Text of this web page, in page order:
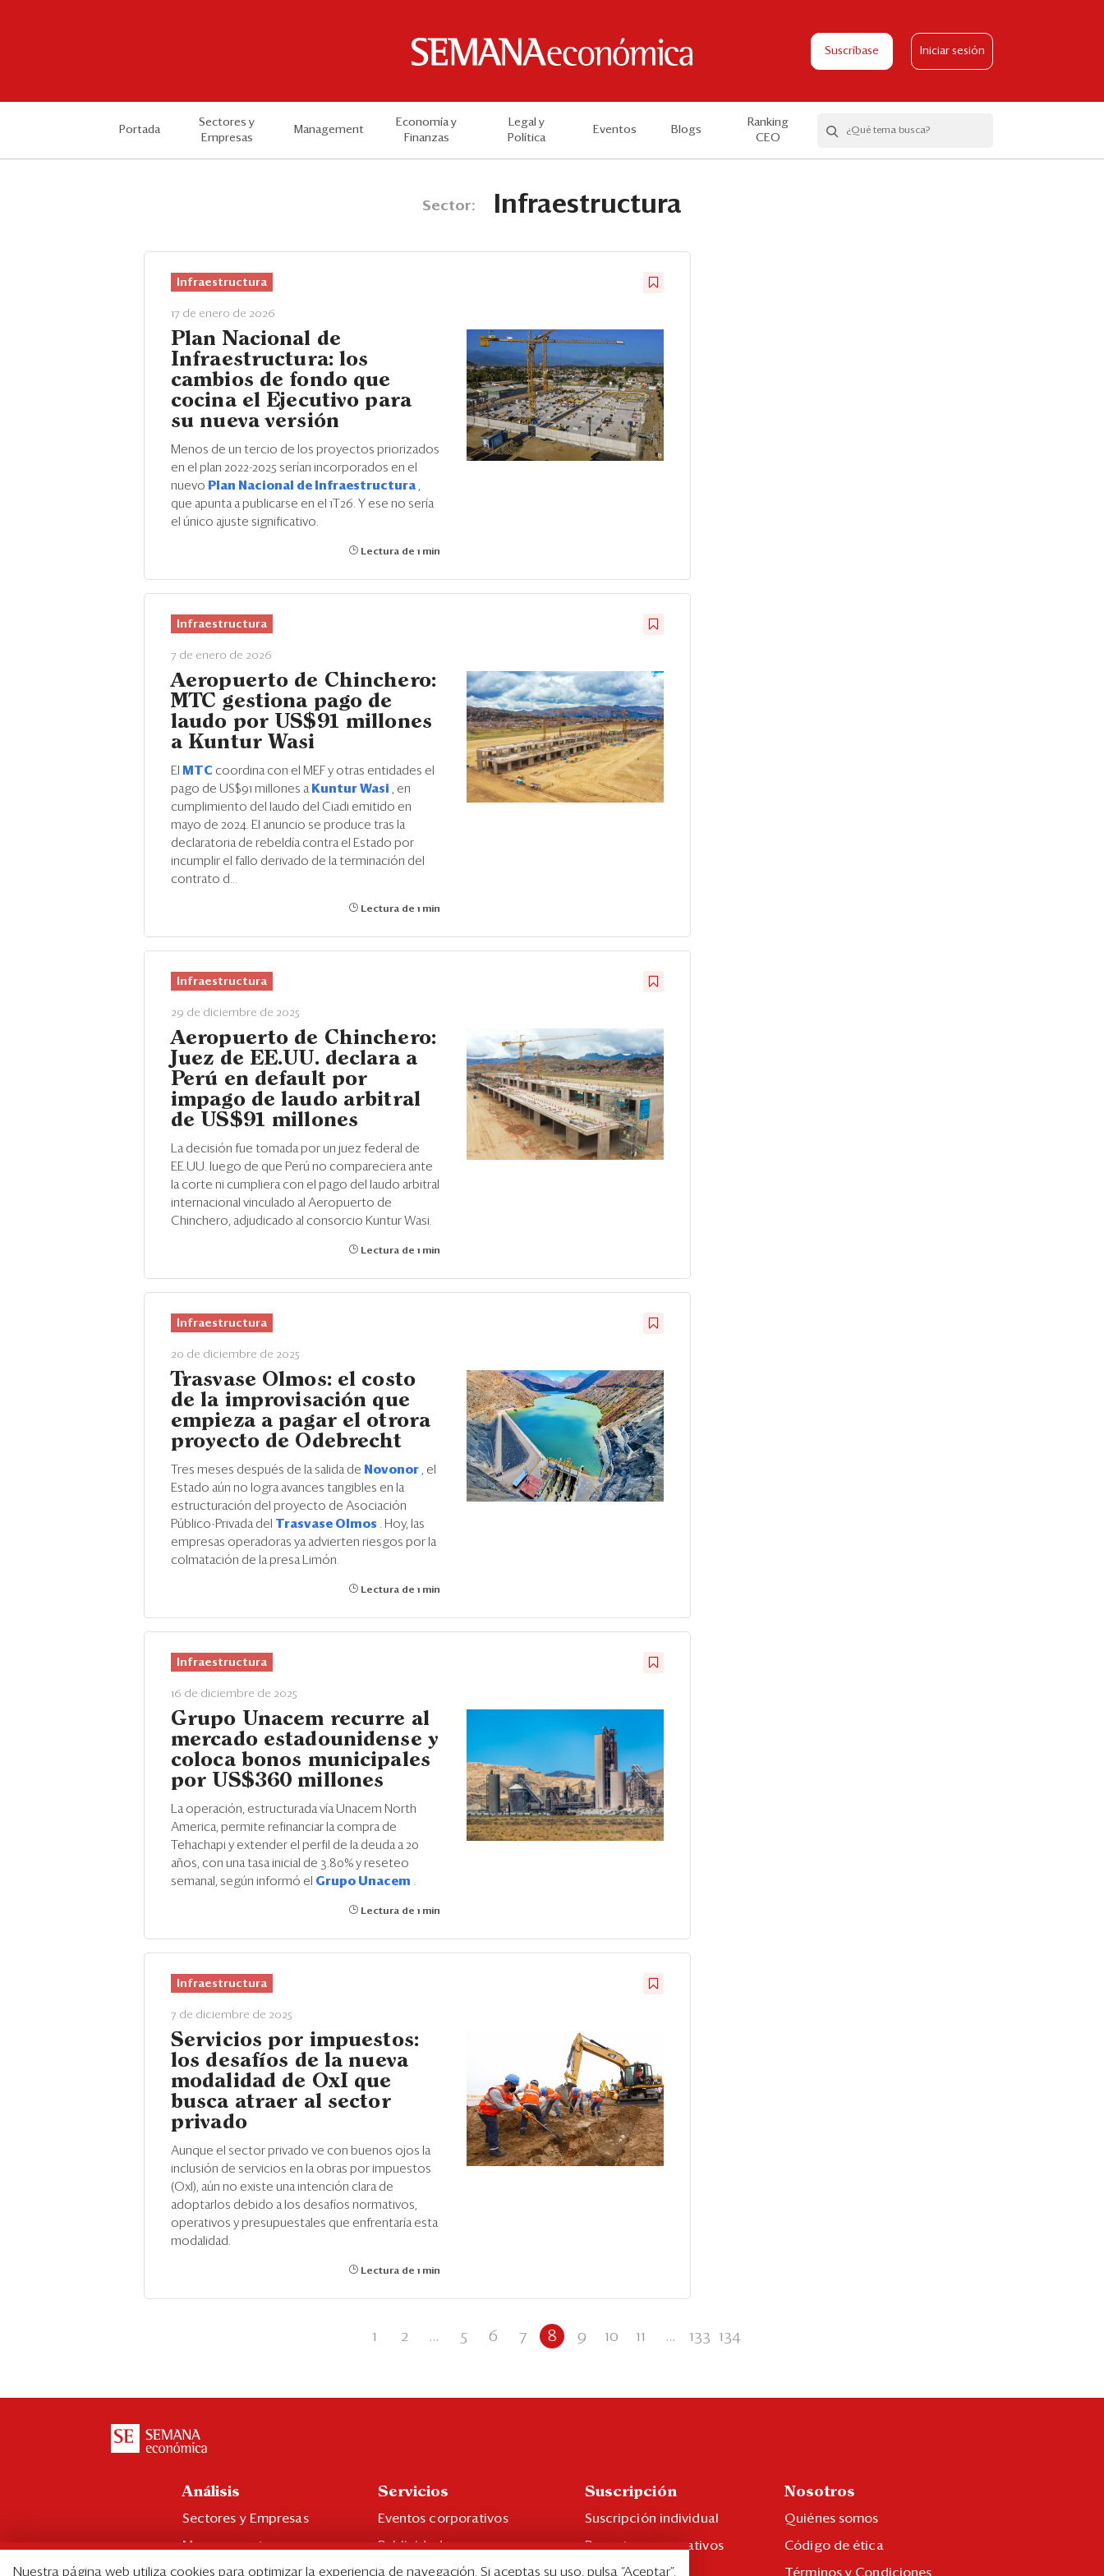
Suscríbase Iniciar sesión
Portada
Sectores y
Empresas
Management
Economía y
Finanzas
Legal y
Política
Eventos Blogs
Ranking
CEO
Sector: Infraestructura
Infraestructura
17 de enero de 2026
Plan Nacional de
Infraestructura: los
cambios de fondo que
cocina el Ejecutivo para
su nueva versión
Menos de un tercio de los proyectos priorizados
en el plan 2022-2025 serían incorporados en el
nuevo Plan Nacional de Infraestructura ,
que apunta a publicarse en el 1T26. Y ese no sería
el único ajuste significativo.
Lectura de 1 min
Infraestructura
7 de enero de 2026
Aeropuerto de Chinchero:
MTC gestiona pago de
laudo por US$91 millones
a Kuntur Wasi
El MTC coordina con el MEF y otras entidades el
pago de US$91 millones a Kuntur Wasi , en
cumplimiento del laudo del Ciadi emitido en
mayo de 2024. El anuncio se produce tras la
declaratoria de rebeldía contra el Estado por
incumplir el fallo derivado de la terminación del
contrato d...
Lectura de 1 min
Infraestructura
29 de diciembre de 2025
Aeropuerto de Chinchero:
Juez de EE.UU. declara a
Perú en default por
impago de laudo arbitral
de US$91 millones
La decisión fue tomada por un juez federal de
EE.UU. luego de que Perú no compareciera ante
la corte ni cumpliera con el pago del laudo arbitral
internacional vinculado al Aeropuerto de
Chinchero, adjudicado al consorcio Kuntur Wasi.
Lectura de 1 min
Infraestructura
20 de diciembre de 2025
Trasvase Olmos: el costo
de la improvisación que
empieza a pagar el otrora
proyecto de Odebrecht
Tres meses después de la salida de Novonor , el
Estado aún no logra avances tangibles en la
estructuración del proyecto de Asociación
Público-Privada del Trasvase Olmos . Hoy, las
empresas operadoras ya advierten riesgos por la
colmatación de la presa Limón.
Lectura de 1 min
Infraestructura
16 de diciembre de 2025
Grupo Unacem recurre al
mercado estadounidense y
coloca bonos municipales
por US$360 millones
La operación, estructurada vía Unacem North
America, permite refinanciar la compra de
Tehachapi y extender el perfil de la deuda a 20
años, con una tasa inicial de 3.80% y reseteo
semanal, según informó el Grupo Unacem .
Lectura de 1 min
Infraestructura
7 de diciembre de 2025
Servicios por impuestos:
los desafíos de la nueva
modalidad de OxI que
busca atraer al sector
privado
Aunque el sector privado ve con buenos ojos la
inclusión de servicios en la obras por impuestos
(OxI), aún no existe una intención clara de
adoptarlos debido a los desafíos normativos,
operativos y presupuestales que enfrentaría esta
modalidad.
Lectura de 1 min
1 2 ... 5 6 7 8 9 10 11 ... 133 134
Análisis
Sectores y Empresas
Management
Economía y Finanzas
Servicios
Eventos corporativos
Publicidad
Contáctenos
Suscripción
Suscripción individual
Paquetes corporativos
Edición Impresa
Nosotros
Quiénes somos
Código de ética
Términos y Condiciones
Nuestra página web utiliza cookies para optimizar la experiencia de navegación. Si aceptas su uso, pulsa “Aceptar”.